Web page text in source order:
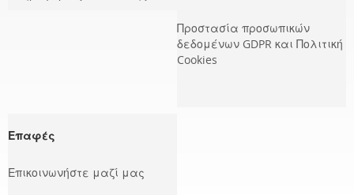
Προστασία προσωπικών
δεδομένων GDPR και Πολιτική
Cookies
Επαφές
Επικοινωνήστε μαζί μας